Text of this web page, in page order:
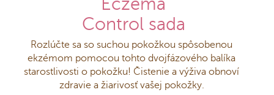
Control sada
Rozlúčte sa so suchou pokožkou spôsobenou
ekzémom pomocou tohto dvojfázového balíka
starostlivosti o pokožku! Čistenie a výživa obnoví
zdravie a žiarivosť vašej pokožky.